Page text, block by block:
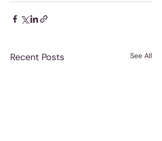
Recent Posts See All